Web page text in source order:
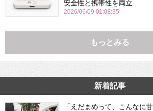
安全性と携帯性を両立
2026/06/09 01:08:35
もっとみる
新着記事
「えだまめって、こんなに